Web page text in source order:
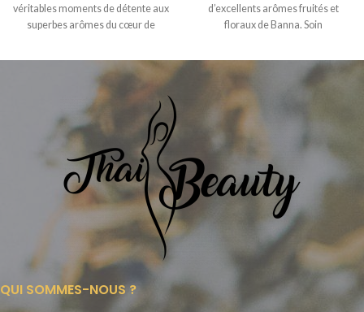
véritables moments de détente aux
superbes arômes du cœur de
d’excellents arômes fruités et
floraux de Banna. Soin
QUI SOMMES-NOUS ?